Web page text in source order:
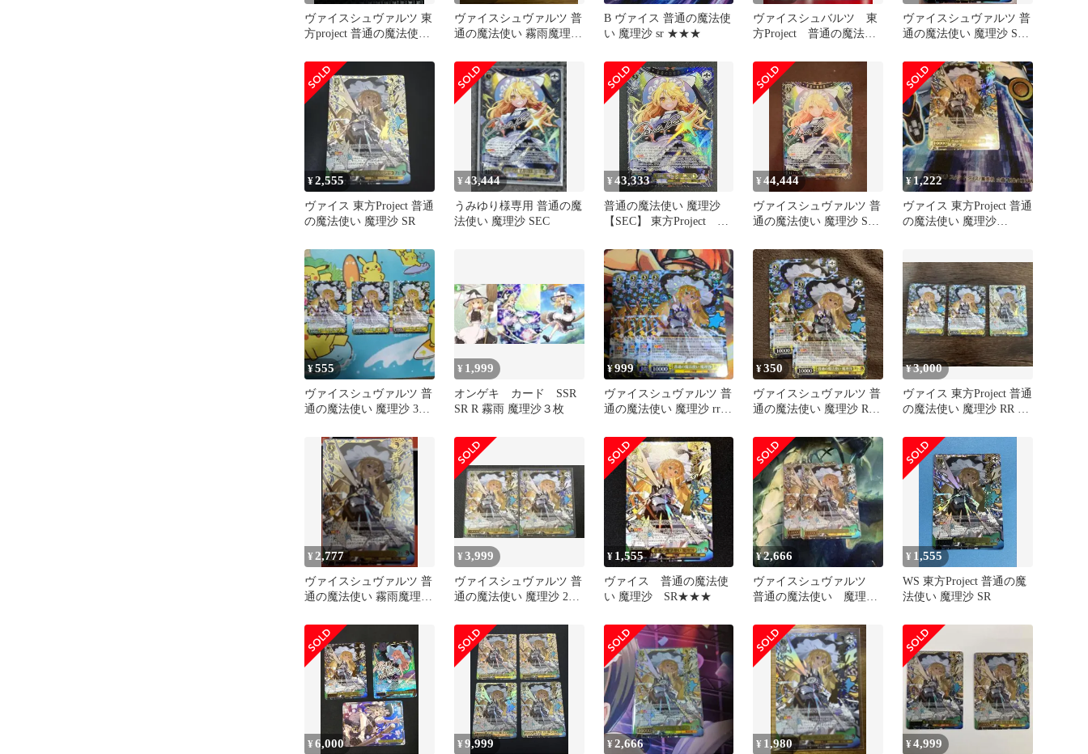
ヴァイスシュヴァルツ 東
方project 普通の魔法使い
ヴァイスシュヴァルツ 普
通の魔法使い 霧雨魔理沙
B ヴァイス 普通の魔法使
い 魔理沙 sr ★★★
ヴァイスシュバルツ 東
方Project 普通の魔法使
ヴァイスシュヴァルツ 普
通の魔法使い 魔理沙 SR
¥2,555
ヴァイス 東方Project 普通
の魔法使い 魔理沙 SR
¥43,444
うみゆり様専用 普通の魔
法使い 魔理沙 SEC
¥43,333
普通の魔法使い 魔理沙
【SEC】 東方Project ヴ
¥44,444
ヴァイスシュヴァルツ 普
通の魔法使い 魔理沙 SEC
¥1,222
ヴァイス 東方Project 普通
の魔法使い 魔理沙
¥555
ヴァイスシュヴァルツ 普
通の魔法使い 魔理沙 3枚
¥ 1,999
オンゲキ カード SSR
SR R 霧雨 魔理沙３枚
¥999
ヴァイスシュヴァルツ 普
通の魔法使い 魔理沙 rr 4
¥350
ヴァイスシュヴァルツ 普
通の魔法使い 魔理沙 RR
¥3,000
ヴァイス 東方Project 普通
の魔法使い 魔理沙 RR 2
¥ 2,777
ヴァイスシュヴァルツ 普
通の魔法使い 霧雨魔理沙
¥3,999
ヴァイスシュヴァルツ 普
通の魔法使い 魔理沙 2枚
¥ 1,555
ヴァイス 普通の魔法使
い 魔理沙 SR★★★
¥2,666
ヴァイスシュヴァルツ
普通の魔法使い 魔理
¥ 1,555
WS 東方Project 普通の魔
法使い 魔理沙 SR
¥6,000 ¥9,999 ¥2,666 ¥ 1,980 ¥4,999